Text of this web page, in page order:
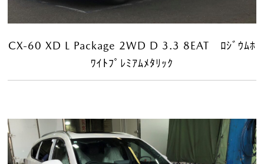
CX-60 XD L Package 2WD D 3.3 8EAT ﾛｼﾞｳﾑﾎ
ﾜｲﾄﾌﾟﾚﾐｱﾑﾒﾀﾘｯｸ